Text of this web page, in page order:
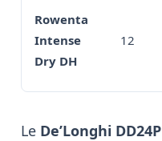
Rowenta
Intense
Dry DH
12
Le De’Longhi DD24P